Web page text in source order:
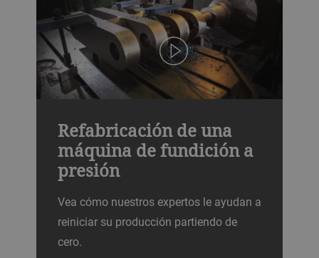
Refabricación de una
máquina de fundición a
presión
Vea cómo nuestros expertos le ayudan a
reiniciar su producción partiendo de
cero.